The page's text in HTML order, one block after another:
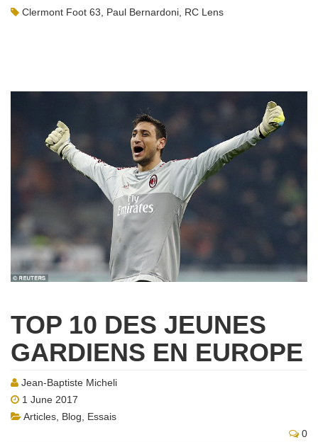
Clermont Foot 63 Paul Bernardoni RC Lens
TOP 10 DES JEUNES
GARDIENS EN EUROPE
Jean-Baptiste Micheli
1 June 2017
Articles Blog
Essais
0